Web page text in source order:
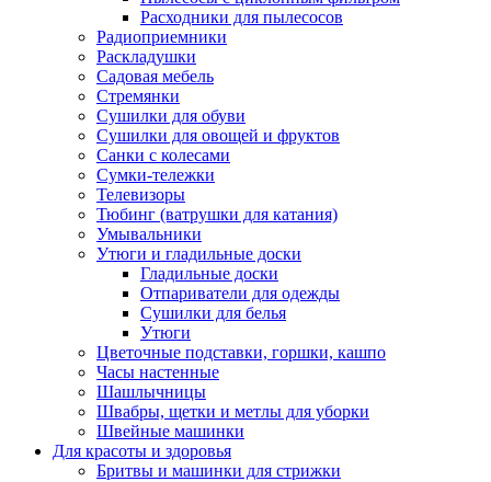
Расходники для пылесосов
Радиоприемники
Раскладушки
Садовая мебель
Стремянки
Сушилки для обуви
Сушилки для овощей и фруктов
Санки с колесами
Сумки-тележки
Телевизоры
Тюбинг (ватрушки для катания)
Умывальники
Утюги и гладильные доски
Гладильные доски
Отпариватели для одежды
Сушилки для белья
Утюги
Цветочные подставки, горшки, кашпо
Часы настенные
Шашлычницы
Швабры, щетки и метлы для уборки
Швейные машинки
Для красоты и здоровья
Бритвы и машинки для стрижки